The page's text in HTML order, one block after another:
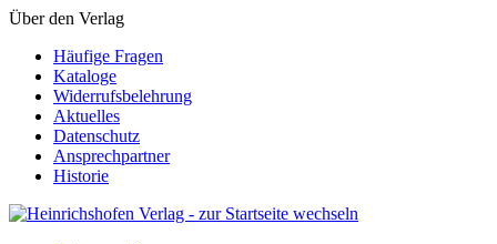
Über den Verlag
Häufige Fragen
Kataloge
Widerrufsbelehrung
Aktuelles
Datenschutz
Ansprechpartner
Historie